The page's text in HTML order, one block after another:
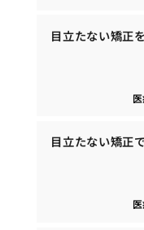
目立たない矯正
目立たない矯正